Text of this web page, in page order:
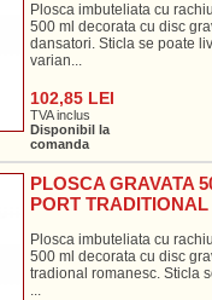
Plosca imbuteliata cu
500 ml decorata cu disc
dansatori. Sticla se poate
varian...
102,85 LEI
TVA inclus
Disponibil la
comanda
PLOSCA GRAVATA
PORT TRADITIONAL
Plosca imbuteliata cu
500 ml decorata cu disc
tradional romanesc. Sticla
...